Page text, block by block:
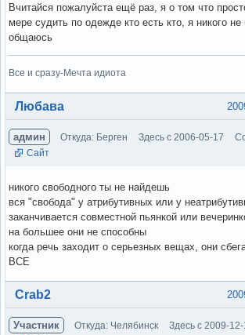
Вчитайся пожалуйста ещё раз, я о том что
мере судить по одежде кто есть кто, я никого
общаюсь
Все и сразу-Мечта идиота
Вне форума
Любава
админ Откуда: Берген Здесь с 2006-05-17
Сайт
никого свободного ты не найдешь
вся "свобода" у атрибутивных или у
заканчивается совместной пьянкой или
на большее они не способны
когда речь заходит о серьезных вещах, они
ВСЕ
Вне форума
Crab2
Участник Откуда: Челябинск Здесь с 2009-12-